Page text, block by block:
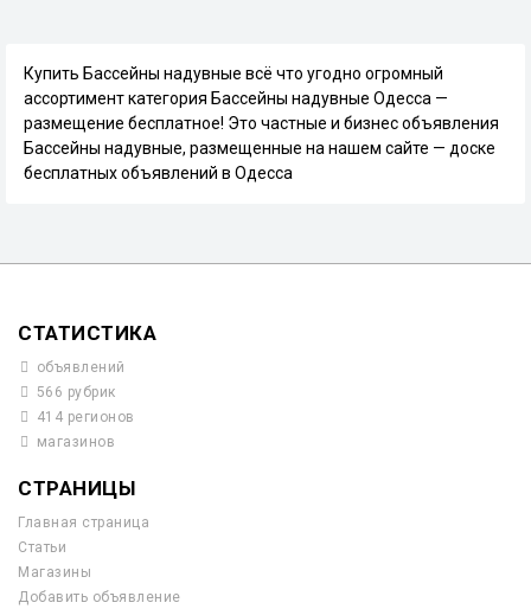
Купить Бассейны надувные всё что угодно огромный
ассортимент категория Бассейны надувные Одесса —
размещение бесплатное! Это частные и бизнес объявления
Бассейны надувные, размещенные на нашем сайте — доске
бесплатных объявлений в Одесса
СТАТИСТИКА
объявлений
566 рубрик
414 регионов
магазинов
СТРАНИЦЫ
Главная страница
Статьи
Магазины
Добавить объявление